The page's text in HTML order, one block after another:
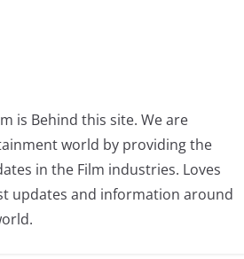
is Behind this site. We are
world by providing the
in the Film industries. Loves
updates and information around